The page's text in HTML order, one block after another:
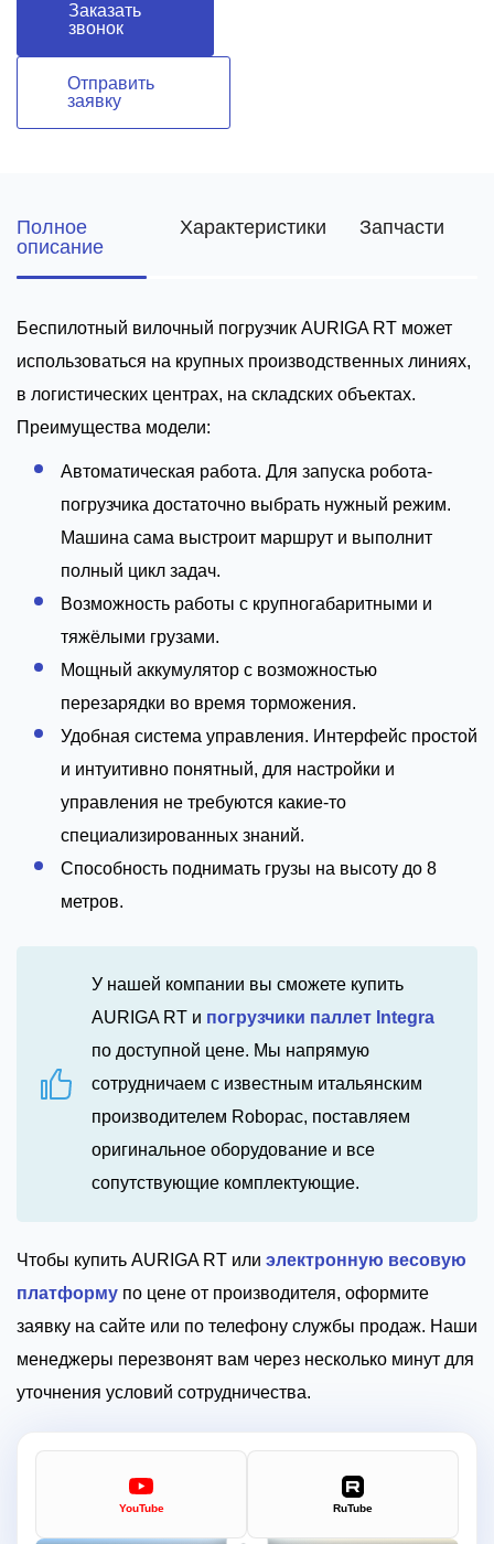
Заказать
звонок
Отправить
заявку
Полное
описание
Характеристики Запчасти
Беспилотный вилочный погрузчик AURIGA RT может
использоваться на крупных производственных линиях,
в логистических центрах, на складских объектах.
Преимущества модели:
Автоматическая работа. Для запуска робота-
погрузчика достаточно выбрать нужный режим.
Машина сама выстроит маршрут и выполнит
полный цикл задач.
Возможность работы с крупногабаритными и
тяжёлыми грузами.
Мощный аккумулятор с возможностью
перезарядки во время торможения.
Удобная система управления. Интерфейс простой
и интуитивно понятный, для настройки и
управления не требуются какие-то
специализированных знаний.
Способность поднимать грузы на высоту до 8
метров.
У нашей компании вы сможете купить
AURIGA RT и погрузчики паллет Integra
по доступной цене. Мы напрямую
сотрудничаем с известным итальянским
производителем Robopac, поставляем
оригинальное оборудование и все
сопутствующие комплектующие.
Чтобы купить AURIGA RT или электронную весовую
платформу по цене от производителя, оформите
заявку на сайте или по телефону службы продаж. Наши
менеджеры перезвонят вам через несколько минут для
уточнения условий сотрудничества.
YouTube RuTube